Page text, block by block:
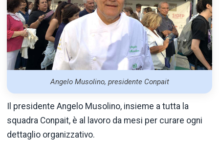
Angelo Musolino, presidente Conpait
Il presidente Angelo Musolino, insieme a tutta la
squadra Conpait, è al lavoro da mesi per curare ogni
dettaglio organizzativo.